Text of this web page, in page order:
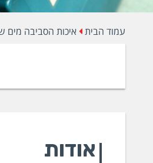
עמוד הבית איכות הסביבה מים
אודות